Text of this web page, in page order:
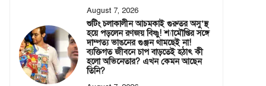
August 7, 2026
শুটিং চলাকালীন আচমকাই গুরুতর অসু’স্থ
হয়ে পড়লেন রণজয় বিষ্ণু! শ্যামৌপ্তির সঙ্গে
দাম্পত্য ভাঙনের গুঞ্জন থামছেই না!
ব্যক্তিগত জীবনে চাপ বাড়তেই হঠাৎ কী
হলো অভিনেতার? এখন কেমন আছেন
তিনি?